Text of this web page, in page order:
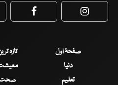
Facebook
صفحۂ اول تازہ
دنیا
تعلیم